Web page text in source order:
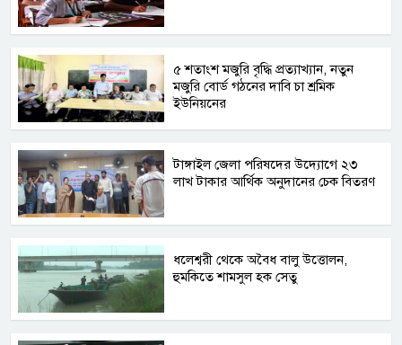
৫ শতাংশ মজুরি বৃদ্ধি প্রত্যাখ্যান, নতুন
মজুরি বোর্ড গঠনের দাবি চা শ্রমিক
ইউনিয়নের
টাঙ্গাইল জেলা পরিষদের উদ্যোগে ২৩
লাখ টাকার আর্থিক অনুদানের চেক বিতরণ
ধলেশ্বরী থেকে অবৈধ বালু উত্তোলন,
হুমকিতে শামসুল হক সেতু